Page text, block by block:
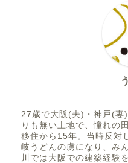
27歳で大阪(夫)・神戸(妻
りも無い土地で、憧れの
移住から15年。当時反対
岐うどんの虜になり、み
川では大阪での建築経験